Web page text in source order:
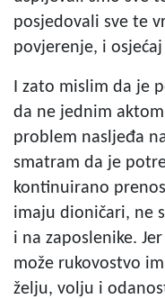
posjedovali sve te
povjerenje, i
I zato mislim da je
da ne jednim
problem nasljeđa
smatram da je
kontinuirano
imaju dioničari, ne
i na zaposlenike.
može rukovostvo
želju, volju i